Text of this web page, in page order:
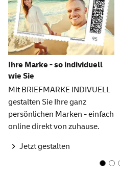
Ihre Marke - so individuell
wie Sie
Mit BRIEFMARKE INDIVUELL
gestalten Sie Ihre ganz
persönlichen Marken - einfach
online direkt von zuhause.
Jetzt gestalten